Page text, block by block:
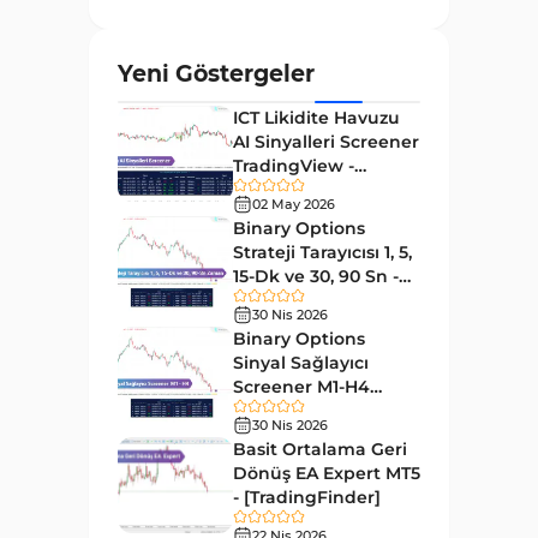
Göstergeleri
Forward Piyasası MT4
Göstergeleri
Döngüler MT4 Göstergeleri
Arz ve Talep MT4 Göstergeleri
Kırılma MT4 Göstergeleri 95
Likidite MT4 Göstergeleri
Day Trading MT4 Göstergeleri
Eğitimsel MT4 Göstergeleri
Volatilite MT4 Göstergeleri 83
Tersine MT4 Göstergeleri 498
Yeni Göstergeler
ICT Likidite Havuzu
AI Sinyalleri Screener
TradingView -
[TradingFinder]
Ücretsiz
02 May 2026
Binary Options
Strateji Tarayıcısı 1, 5,
15-Dk ve 30, 90 Sn -
[TradingFinder]
30 Nis 2026
Binary Options
Sinyal Sağlayıcı
Screener M1-H4
TradingView -
[TradingFinder]
30 Nis 2026
Basit Ortalama Geri
Dönüş EA Expert MT5
- [TradingFinder]